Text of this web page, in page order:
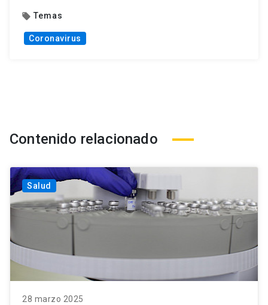
local_offer Temas
Coronavirus
Contenido relacionado
Salud
28 marzo 2025